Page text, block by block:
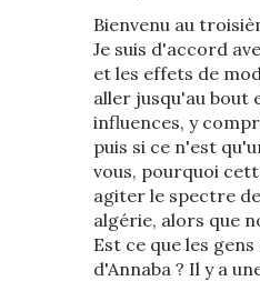
Bienvenu au
Je suis d'accord
et les effets de
aller jusqu'au bout
influences, y
puis si ce n'est
vous, pourquoi
agiter le spectre
algérie, alors que
Est ce que les
d'Annaba ? Il y a